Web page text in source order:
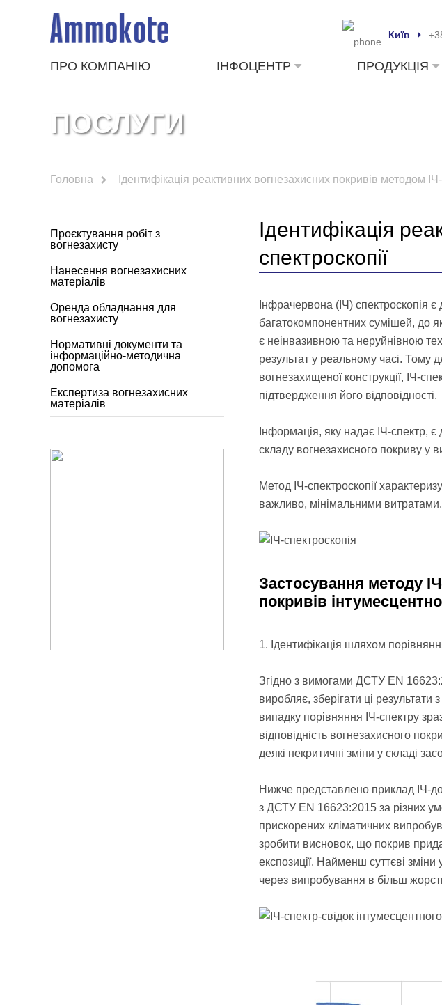
Київ
ПРО КОМПАНІЮ ІНФОЦЕНТР ПРОДУКЦІЯ
ПОСЛУГИ
Головна Ідентифікація реактивних вогнезахисних покривів методом ІЧ-
Проєктування робіт з
вогнезахисту
Нанесення вогнезахисних
матеріалів
Оренда обладнання для
вогнезахисту
Нормативні документи та
інформаційно-методична
допомога
Експертиза вогнезахисних
матеріалів
Ідентифікація
спектроскопії
Інфрачервона (ІЧ)
багатокомпонентних сумішей, до
є неінвазивною та неруйнівною
результат у реальному часі. Тому
вогнезахищеної конструкції, ІЧ-
підтвердження його відповідності.
Інформація, яку надає ІЧ-спектр,
складу вогнезахисного покриву у
Метод ІЧ-спектроскопії
важливо, мінімальними витратами.
Застосування методу
покривів
1. Ідентифікація шляхом
Згідно з вимогами ДСТУ EN
виробляє, зберігати ці результати
випадку порівняння ІЧ-спектру
відповідність вогнезахисного
деякі некритичні зміни у складі
Нижче представлено приклад ІЧ-
з ДСТУ EN 16623:2015 за різних
прискорених кліматичних
зробити висновок, що покрив
експозиції. Найменш суттєві
через випробування в більш